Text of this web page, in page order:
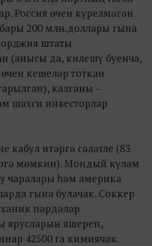
Россия өчен күрелмәгән
200 млн.доллары гына
штаты
(анысы да, килешү буенча,
кешеләр тоткан
калганы –
шәхси инвесторлар
кабул итәргә сәләтле (83
мөмкин). Мондый күләм
чаралары һәм америка
гына булачак. Соккер
пәрдәләр
ярусларын яшереп,
42500 га кимиячәк.